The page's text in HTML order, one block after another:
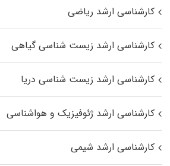
کارشناسی ارشد ریاضی
کارشناسی ارشد زیست‌ شناسی گیاهی
کارشناسی ارشد زیست‌ شناسی دریا
کارشناسی ارشد ژئوفیزیک و هواشناسی
کارشناسی ارشد شیمی